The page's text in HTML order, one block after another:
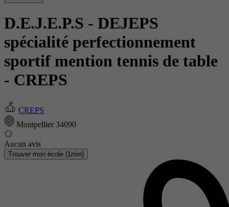
D.E.J.E.P.S - DEJEPS
spécialité perfectionnement
sportif mention tennis de table
- CREPS
CREPS
Montpellier 34090
Aucun avis
Trouver mon école (1min)